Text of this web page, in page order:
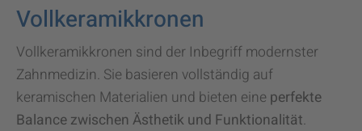
Vollkeramikkronen
Vollkeramikkronen sind der Inbegriff modernster
Zahnmedizin. Sie basieren vollständig auf
keramischen Materialien und bieten eine perfekte
Balance zwischen Ästhetik und Funktionalität.